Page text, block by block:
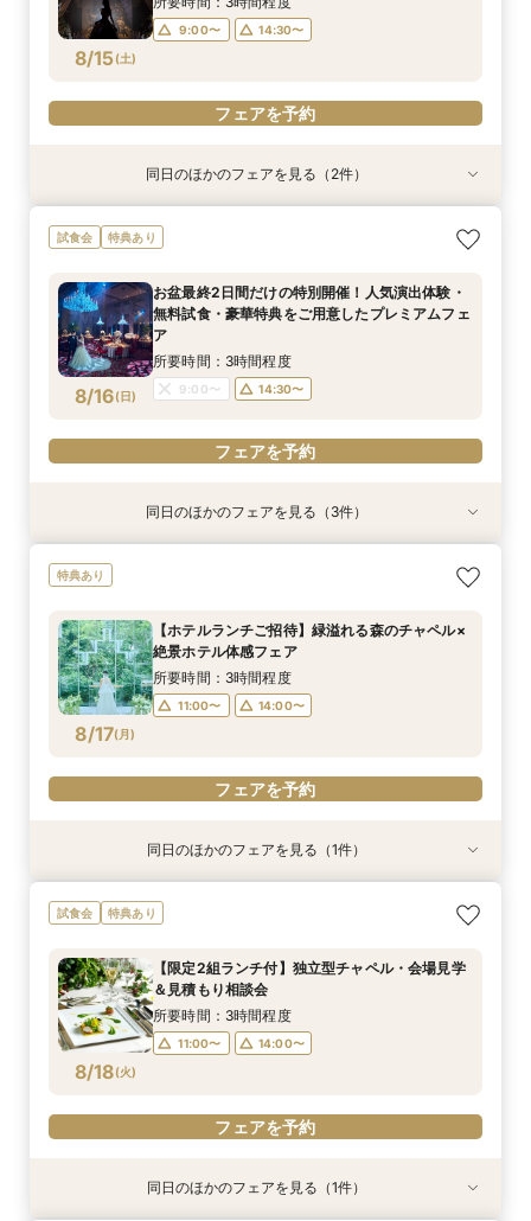
8/15(土)
9:00〜 14:30〜
フェアを予約
特典あり
8/15(土)
スカイバンケット！リニューアル！【豪華無料試
付！さらに午前来館でランチ付】ホテル各所か
所要時間：3時間程度
フェアを予約
特典あり
8/15(土)
【パークタワー人気No.1】国産牛フィレ試食×光
と緑のチャペル見学
9:00〜 14:30〜
フェアを予約
同日のほかのフェアを見る（2件）
試食会 特典あり
8/16(日)
お盆最終2日間だけの特別開催！人気演出体験・
無料試食・豪華特典をご用意したプレミアムフェ
ア
所要時間：3時間程度
9:00〜 14:30〜
フェアを予約
特典あり
8/16(日)
【初めてのご見学におすすめ】上質ホテルで叶え
9:00〜 14:30〜
8/16(日)
【不安をクリアに】お見積り相談＆オリジナルギ
9:00〜 14:30〜
特典あり
8/16(日)
【親御さまと参加】東京の絶景を体感ファミリー
9:00〜 14:30〜
同日のほかのフェアを見る（3件）
特典あり
8/17(月)
【ホテルランチご招待】緑溢れる森のチャペル×
絶景ホテル体感フェア
所要時間：3時間程度
11:00〜 14:00〜
フェアを予約
8/17(月)
【ご多忙な方へオススメ】ご自宅で安心！オンラ
イン相談フェア
14:00〜 16:00〜
同日のほかのフェアを見る（1件）
試食会 特典あり
8/18(火)
【限定2組ランチ付】独立型チャペル・会場見学
＆見積もり相談会
所要時間：3時間程度
11:00〜 14:00〜
フェアを予約
同日のほかのフェアを見る（1件）